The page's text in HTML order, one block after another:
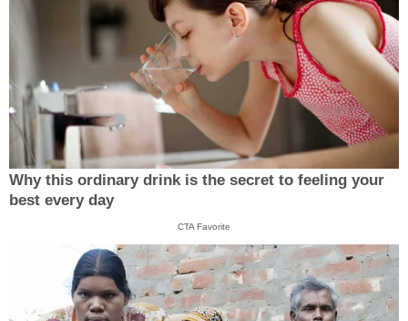
Why this ordinary drink is the secret to feeling your
best every day
CTA Favorite